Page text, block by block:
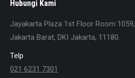
Hubungi Kami
Jayakarta Plaza 1st Floor Room
Jakarta Barat, DKI Jakarta, 11180.
Telp
021 6231 7301